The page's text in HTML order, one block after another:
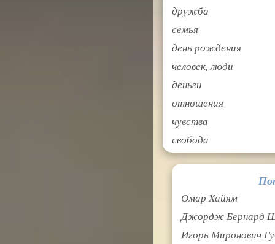
дружба
семья
день рождения
человек, люди
деньги
отношения
чувства
свобода
Омар Хайям
Джордж Бернард
Игорь Миронович